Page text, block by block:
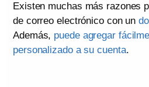
Existen muchas más razones
de correo electrónico con un
Además, puede agregar
personalizado a su cuenta.